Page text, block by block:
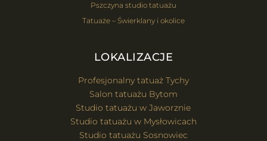
Pszczyna studio tatuażu
Tatuaże – Świerklany i okolice
LOKALIZACJE
Profesjonalny tatuaż Tychy
Salon tatuażu Bytom
Studio tatuażu w Jaworznie
Studio tatuażu w Mysłowicach
Studio tatuażu Sosnowiec